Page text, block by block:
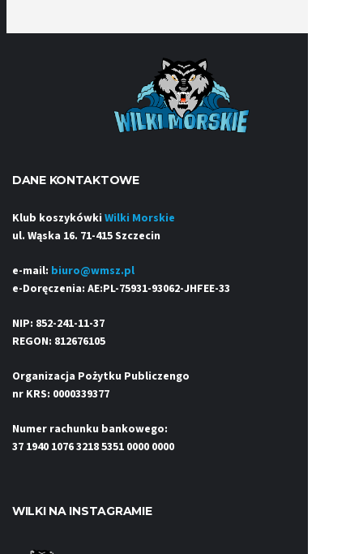
DANE KONTAKTOWE
Klub koszykówki Wilki Morskie
ul. Wąska 16. 71-415 Szczecin
e-mail: biuro@wmsz.pl
e-Doręczenia: AE:PL-75931-93062-JHFEE-33
NIP: 852-241-11-37
REGON: 812676105
Organizacja Pożytku Publiczengo
nr KRS: 0000339377
Numer rachunku bankowego:
37 1940 1076 3218 5351 0000 0000
WILKI NA INSTAGRAMIE